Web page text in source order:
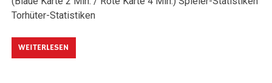
Torhüter-Statistiken
WEITERLESEN